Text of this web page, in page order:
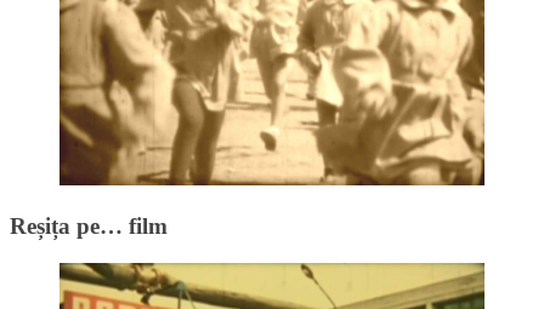
Reșița pe… film